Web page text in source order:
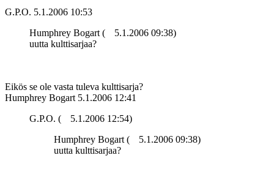
G.P.O. 5.1.2006 10:53
Humphrey Bogart (
5.1.2006 09:38)
uutta kulttisarjaa?
Eikös se ole vasta tuleva kulttisarja?
Humphrey Bogart 5.1.2006 12:41
G.P.O. (
5.1.2006 12:54)
Humphrey Bogart (
5.1.2006 09:38)
uutta kulttisarjaa?